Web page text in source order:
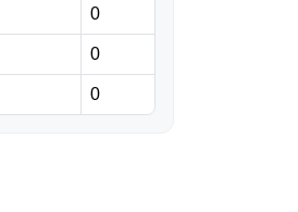
06.08.2026 | 20:52
Φιλική νίκη της
ΑΕΛ επί του
Ατρομήτου στην
Πολωνία
0
0
0